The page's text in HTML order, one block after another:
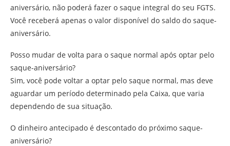
aniversário, não poderá fazer o saque integral do seu FGTS.
Você receberá apenas o valor disponível do saldo do saque-
aniversário.
Posso mudar de volta para o saque normal após optar pelo
saque-aniversário?
Sim, você pode voltar a optar pelo saque normal, mas deve
aguardar um período determinado pela Caixa, que varia
dependendo de sua situação.
O dinheiro antecipado é descontado do próximo saque-
aniversário?